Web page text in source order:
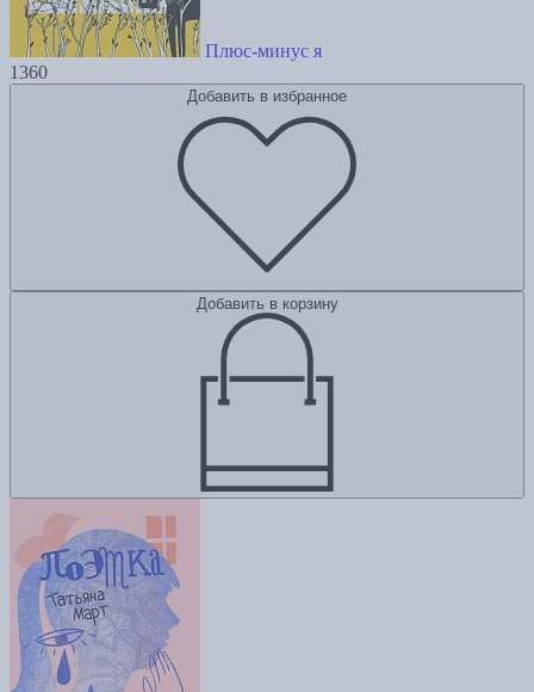
Плюс-минус я
1360
Добавить в избранное
Добавить в корзину